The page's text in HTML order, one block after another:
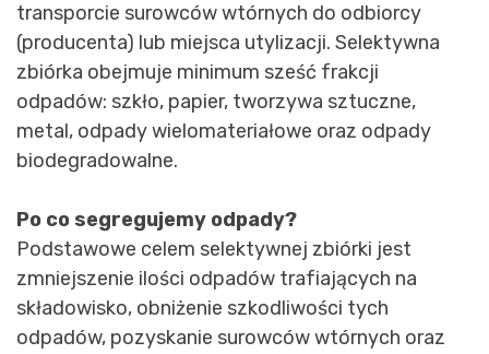
transporcie surowców wtórnych do odbiorcy
(producenta) lub miejsca utylizacji. Selektywna
zbiórka obejmuje minimum sześć frakcji
odpadów: szkło, papier, tworzywa sztuczne,
metal, odpady wielomateriałowe oraz odpady
biodegradowalne.
Po co segregujemy odpady?
Podstawowe celem selektywnej zbiórki jest
zmniejszenie ilości odpadów trafiających na
składowisko, obniżenie szkodliwości tych
odpadów, pozyskanie surowców wtórnych oraz